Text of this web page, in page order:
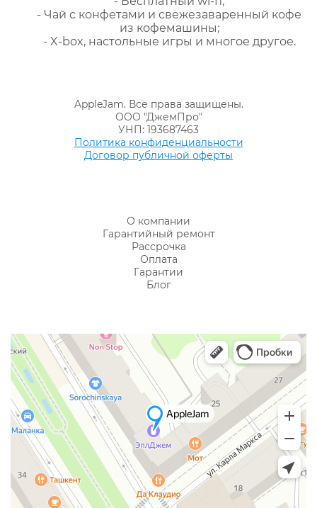
- Чай с конфетами и свежезаваренный кофе
из кофемашины;
- X-box, настольные игры и многое другое.
AppleJam. Все права защищены.
ООО "ДжемПро"
УНП: 193687463
Политика конфиденциальности
Договор публичной оферты
О компании
Гарантийный ремонт
Рассрочка
Оплата
Гарантии
Блог